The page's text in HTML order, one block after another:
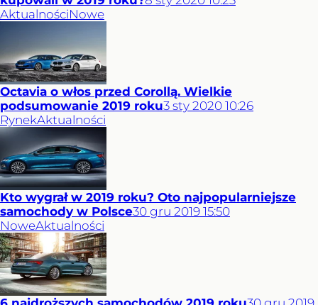
AktualnościNowe
Octavia o włos przed Corollą. Wielkie
podsumowanie 2019 roku3 sty 2020 10:26
RynekAktualności
Kto wygrał w 2019 roku? Oto najpopularniejsze
samochody w Polsce30 gru 2019 15:50
NoweAktualności